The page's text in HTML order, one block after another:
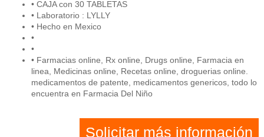
• CAJA con 30 TABLETAS
• Laboratorio : LYLLY
• Hecho en Mexico
•
•
• Farmacias online, Rx online, Drugs online, Farmacia en
linea, Medicinas online, Recetas online, droguerias online.
medicamentos de patente, medicamentos genericos, todo lo
encuentra en Farmacia Del Niño
Solicitar más información